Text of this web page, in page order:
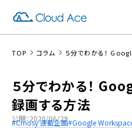
TOP コラム ５分でわかる！
５分でわかる！
録画する方法
公開：2020/06/29
Cmosy 連載企画 Google